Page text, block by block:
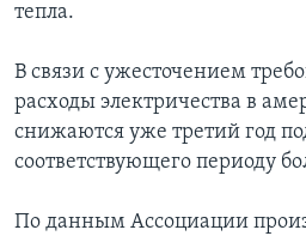
тепла.
В связи с ужесточением
расходы электричества в
снижаются уже третий год
соответствующего периоду
По данным Ассоциации